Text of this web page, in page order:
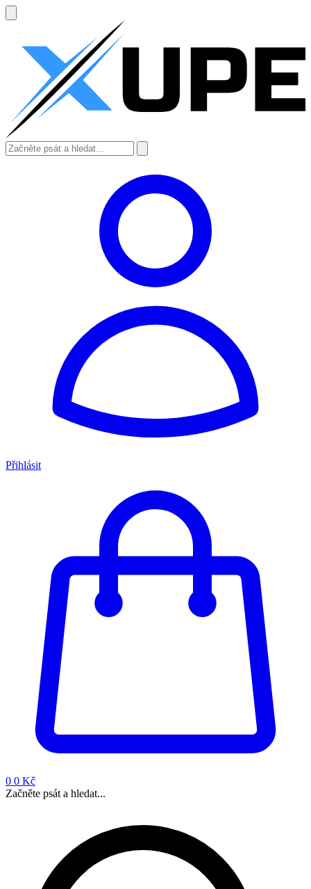
Přihlásit
0 0 Kč
Začněte psát a hledat...